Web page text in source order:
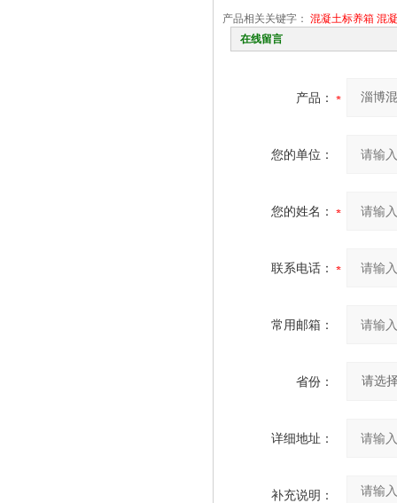
产品相关关键字： 混凝土标养箱 混
在线留言
产品：
您的单位：
您的姓名：
联系电话：
常用邮箱：
省份：
详细地址：
补充说明：